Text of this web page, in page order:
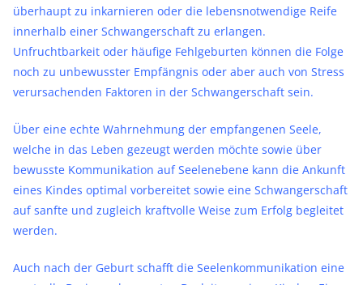
überhaupt zu inkarnieren oder die lebensnotwendige Reife
innerhalb einer Schwangerschaft zu erlangen.
Unfruchtbarkeit oder häufige Fehlgeburten können die Folge
noch zu unbewusster Empfängnis oder aber auch von Stress
verursachenden Faktoren in der Schwangerschaft sein.
Über eine echte Wahrnehmung der empfangenen Seele,
welche in das Leben gezeugt werden möchte sowie über
bewusste Kommunikation auf Seelenebene kann die Ankunft
eines Kindes optimal vorbereitet sowie eine Schwangerschaft
auf sanfte und zugleich kraftvolle Weise zum Erfolg begleitet
werden.
Auch nach der Geburt schafft die Seelenkommunikation eine